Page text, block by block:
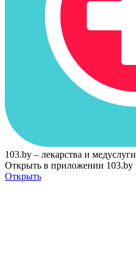
103.by – лекарства и медуслуги
Открыть в приложении 103.by
Открыть